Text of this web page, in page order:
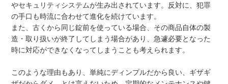
やセキュリティシステムが生み出されています。反対に、犯罪
の手口も時流に合わせて進化を続けています。
また、古くから同じ錠前を使っている場合、その商品自体の製
造・取り扱いが終了してしまう場合があり、急遽必要となった
時に対応ができなくなってしまうことも考えられます。
このような理由もあり、単純にディンプルだから良い、ギザギ